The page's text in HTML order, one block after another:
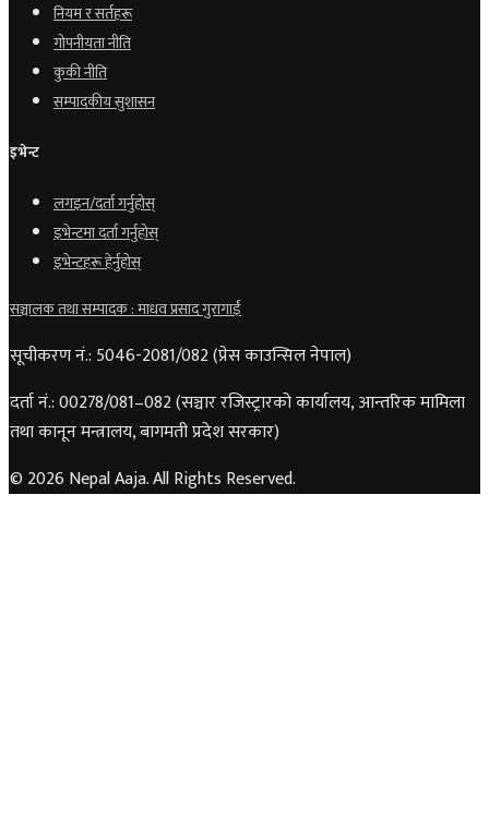
नियम र सर्तहरू
गोपनीयता नीति
कुकी नीति
सम्पादकीय सुशासन
इभेन्ट
लगइन/दर्ता गर्नुहोस्
इभेन्टमा दर्ता गर्नुहोस्
इभेन्टहरू हेर्नुहोस्
सञ्चालक तथा सम्पादक : माधव प्रसाद गुरागाईं
सूचीकरण नं.: 5046-2081/082 (प्रेस काउन्सिल नेपाल)
दर्ता नं.: 00278/081–082 (सञ्चार रजिस्ट्रारको कार्यालय, आन्तरिक मामिला
तथा कानून मन्त्रालय, बागमती प्रदेश सरकार)
© 2026 Nepal Aaja. All Rights Reserved.